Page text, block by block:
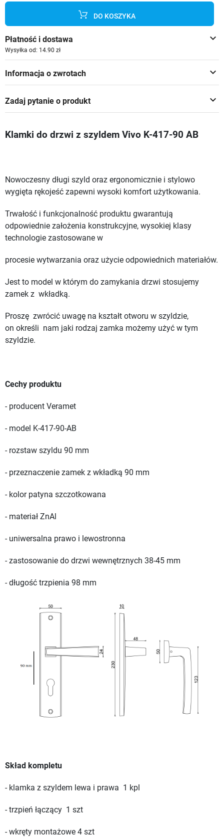
DO KOSZYKA
keyboard_arrow_down
Płatność i dostawa
Wysyłka od: 14.90 zł
keyboard_arrow_down
Informacja o zwrotach
keyboard_arrow_down
Zadaj pytanie o produkt
Klamki do drzwi z szyldem Vivo K-417-90 AB
Nowoczesny długi szyld oraz ergonomicznie i stylowo
wygięta rękojeść zapewni wysoki komfort użytkowania.
Trwałość i funkcjonalność produktu gwarantują
odpowiednie założenia konstrukcyjne, wysokiej klasy
technologie zastosowane w
procesie wytwarzania oraz użycie odpowiednich materiałów.
Jest to model w którym do zamykania drzwi stosujemy
zamek z wkładką.
Proszę zwrócić uwagę na kształt otworu w szyldzie,
on określi nam jaki rodzaj zamka możemy użyć w tym
szyldzie.
Cechy produktu
- producent Veramet
- model K-417-90-AB
- rozstaw szyldu 90 mm
- przeznaczenie zamek z wkładką 90 mm
- kolor patyna szczotkowana
- materiał ZnAl
- uniwersalna prawo i lewostronna
- zastosowanie do drzwi wewnętrznych 38-45 mm
- długość trzpienia 98 mm
Skład kompletu
- klamka z szyldem lewa i prawa 1 kpl
- trzpień łączący 1 szt
- wkręty montażowe 4 szt